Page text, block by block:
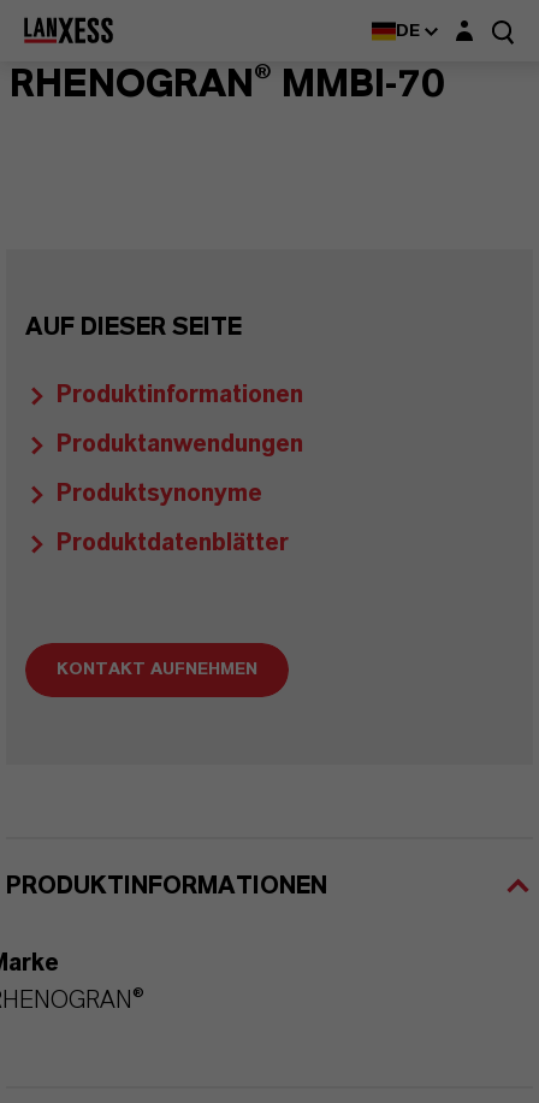
DE Login-Maske
RHENOGRAN® MMBI-70
AUF DIESER SEITE
Produktinformationen
Produktanwendungen
Produktsynonyme
Produktdatenblätter
KONTAKT AUFNEHMEN
PRODUKTINFORMATIONEN